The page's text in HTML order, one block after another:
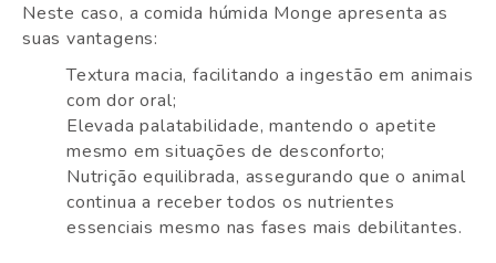
Neste caso, a comida húmida Monge apresenta as
suas vantagens:
Textura macia, facilitando a ingestão em animais
com dor oral;
Elevada palatabilidade, mantendo o apetite
mesmo em situações de desconforto;
Nutrição equilibrada, assegurando que o animal
continua a receber todos os nutrientes
essenciais mesmo nas fases mais debilitantes.